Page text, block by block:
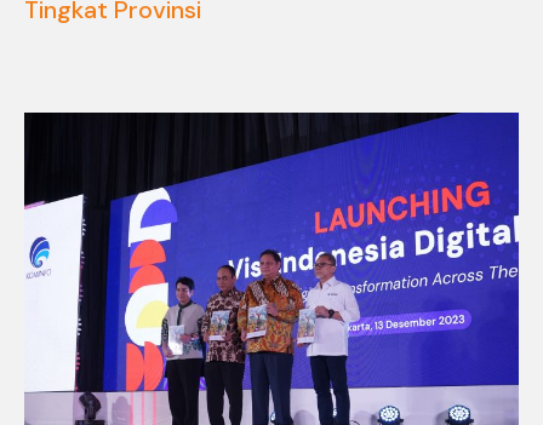
Tingkat Provinsi